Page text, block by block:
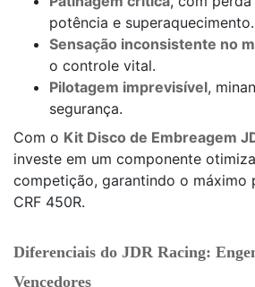
potência e superaquecimento.
Sensação inconsistente no
o controle vital.
Pilotagem imprevisível,
segurança.
Com o Kit Disco de Embreagem
investe em um componente
competição, garantindo o máximo
CRF 450R.
Diferenciais do JDR Racing:
Vencedores